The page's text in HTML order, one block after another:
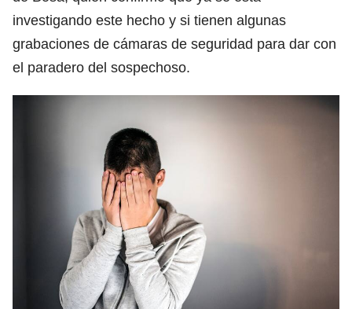
investigando este hecho y si tienen algunas
grabaciones de cámaras de seguridad para dar con
el paradero del sospechoso.